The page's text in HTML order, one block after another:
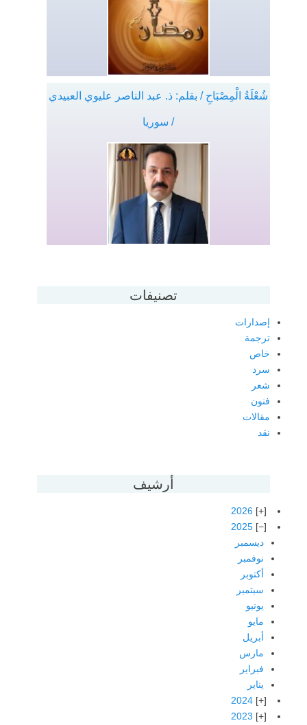
شُعْلَةُ الْمِصْبَاحِ / بقلم: ذ. عبد الناصر عليوي العبيدي
/ سوريا
تصنيفات
إصدارات
ترجمة
خاص
سرد
شعر
فنون
مقالات
نقد
أرشيف
2026
2025
ديسمبر
نوفمبر
أكتوبر
سبتمبر
يونيو
مايو
أبريل
مارس
فبراير
يناير
2024
2023